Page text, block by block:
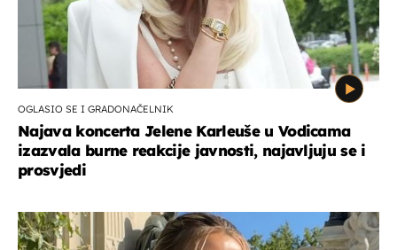
OGLASIO SE I GRADONAČELNIK
Najava koncerta Jelene Karleuše u Vodicama
izazvala burne reakcije javnosti, najavljuju se i
prosvjedi